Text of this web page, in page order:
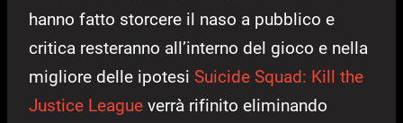
hanno fatto storcere il naso a pubblico e
critica resteranno all’interno del gioco e nella
migliore delle ipotesi Suicide Squad: Kill the
Justice League verrà rifinito eliminando